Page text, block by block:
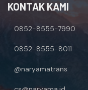
KONTAK KAMI
0852-8555-7990
0852-8555-8011
@naryamatrans